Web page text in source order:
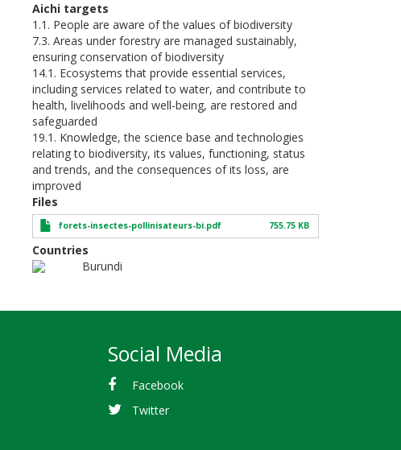
Aichi targets
1.1. People are aware of the values of biodiversity
7.3. Areas under forestry are managed sustainably,
ensuring conservation of biodiversity
14.1. Ecosystems that provide essential services,
including services related to water, and contribute to
health, livelihoods and well-being, are restored and
safeguarded
19.1. Knowledge, the science base and technologies
relating to biodiversity, its values, functioning, status
and trends, and the consequences of its loss, are
improved
Files
forets-insectes-pollinisateurs-bi.pdf 755.75 KB
Countries
Burundi
Social Media
Facebook
Twitter